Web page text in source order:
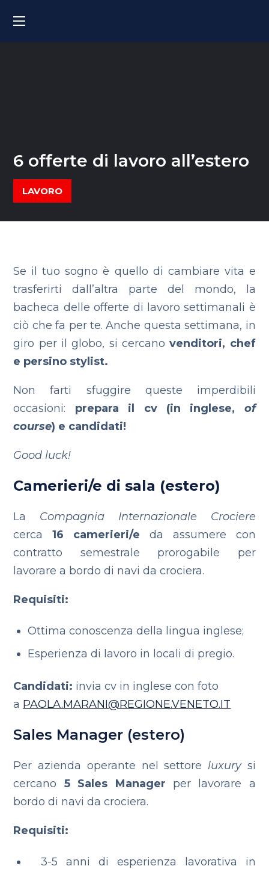
6 offerte di lavoro all’estero
LAVORO
Se il tuo sogno è quello di cambiare vita e
trasferirti dall’altra parte del mondo, la
bacheca delle offerte di lavoro settimanali è
ciò che fa per te. Anche questa settimana, in
giro per il globo, si cercano venditori, chef
e persino stylist.
Non farti sfuggire queste imperdibili
occasioni: prepara il cv (in inglese, of
course) e candidati!
Good luck!
Camerieri/e di sala (estero)
‪La Compagnia Internazionale Crociere
cerca16 camerieri/e da assumere con
contratto semestrale prorogabile per
lavorare a bordo di navi da crociera.
Requisiti:
Ottima conoscenza della lingua inglese;
Esperienza di lavoro in locali di pregio.
Candidati: invia cv in inglese con foto
a PAOLA.MARANI@REGIONE.VENETO.IT
Sales Manager (estero)
Per azienda operante nel settore luxurysi
cercano 5 Sales Manager per lavorare a
bordo di navi da crociera.
Requisiti:
3-5 anni di esperienza lavorativa in